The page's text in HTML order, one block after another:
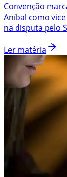
Convenção
Aníbal como
na disputa pelo
Ler matéria